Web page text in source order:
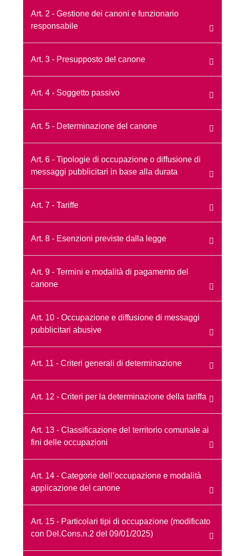
Art. 2 - Gestione dei canoni e funzionario
responsabile
Art. 3 - Presupposto del canone
Art. 4 - Soggetto passivo
Art. 5 - Determinazione del canone
Art. 6 - Tipologie di occupazione o diffusione di
messaggi pubblicitari in base alla durata
Art. 7 - Tariffe
Art. 8 - Esenzioni previste dalla legge
Art. 9 - Termini e modalità di pagamento del
canone
Art. 10 - Occupazione e diffusione di messaggi
pubblicitari abusive
Art. 11 - Criteri generali di determinazione
Art. 12 - Criteri per la determinazione della tariffa
Art. 13 - Classificazione del territorio comunale ai
fini delle occupazioni
Art. 14 - Categorie dell’occupazione e modalità
applicazione del canone
Art. 15 - Particolari tipi di occupazione (modificato
con Del.Cons.n.2 del 09/01/2025)